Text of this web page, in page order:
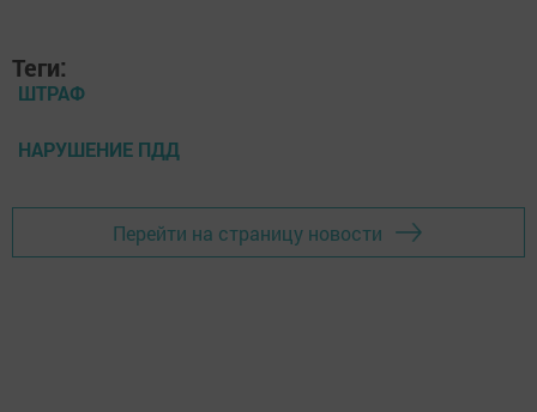
Теги:
ШТРАФ
НАРУШЕНИЕ ПДД
Перейти на страницу новости